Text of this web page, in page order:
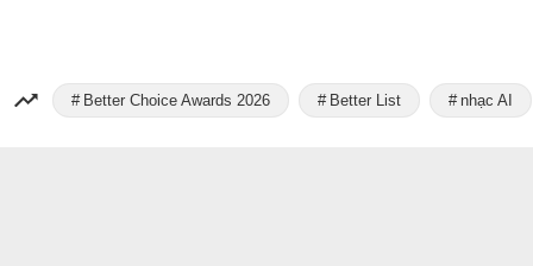
Better Choice Awards 2026 Better List nhạc AI